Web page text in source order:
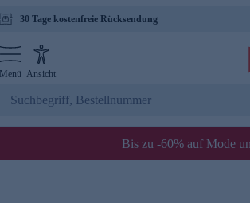
30 Tage kostenfreie Rücksendung
Menü Ansicht
Bis zu -60% auf Mode